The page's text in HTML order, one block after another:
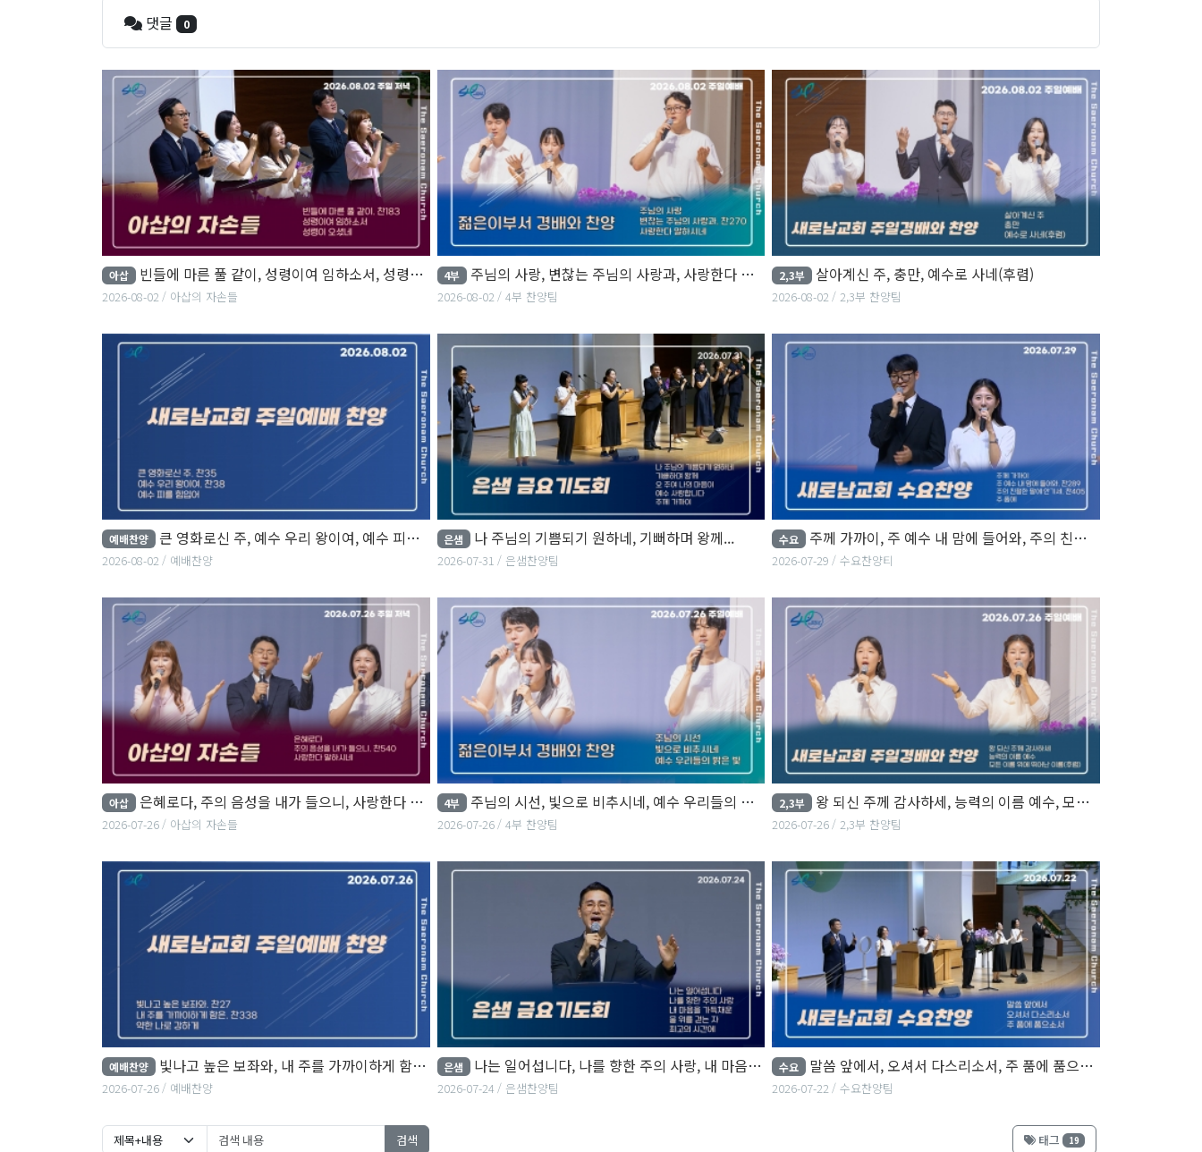
댓글 0
아삽 빈들에 마른 풀 같이, 성령이여 임하소서, 성령이 오셨네
2026-08-02 아삽의 자손들
4부 주님의 사랑, 변찮는 주님의 사랑과, 사랑한다 말하시네
2026-08-02 4부 찬양팀
2,3부 살아계신 주, 충만, 예수로 사네(후렴)
2026-08-02 2,3부 찬양팀
예배찬양 큰 영화로신 주, 예수 우리 왕이여, 예수 피를 힘입어
2026-08-02 예배찬양
은샘 나 주님의 기쁨되기 원하네, 기뻐하며 왕께...
2026-07-31 은샘찬양팀
수요 주께 가까이, 주 예수 내 맘에 들어와, 주의 친절한 팔에 안기세...
2026-07-29 수요찬양티
아삽 은혜로다, 주의 음성을 내가 들으니, 사랑한다 말하시네
2026-07-26 아삽의 자손들
4부 주님의 시선, 빛으로 비추시네, 예수 우리들의 밝은 빛
2026-07-26 4부 찬양팀
2,3부 왕 되신 주께 감사하세, 능력의 이름 예수, 모든 이름 위에 뛰어난 이름
2026-07-26 2,3부 찬양팀
예배찬양 빛나고 높은 보좌와, 내 주를 가까이하게 함은, 약한 나로 강하게
2026-07-26 예배찬양
은샘 나는 일어섭니다, 나를 향한 주의 사랑, 내 마음을 가득채운...
2026-07-24 은샘찬양팀
수요 말씀 앞에서, 오셔서 다스리소서, 주 품에 품으소서
2026-07-22 수요찬양팀
검색 태그 19